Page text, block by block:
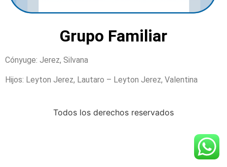
Grupo Familiar
Cónyuge: Jerez, Silvana
Hijos: Leyton Jerez, Lautaro – Leyton Jerez, Valentina
Todos los derechos reservados